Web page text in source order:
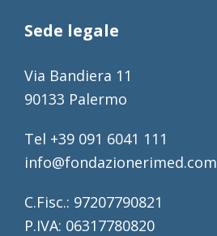
Sede legale
Via Bandiera 11
90133 Palermo
Tel +39 091 6041 111
info@fondazionerimed.com
C.Fisc.: 97207790821
P.IVA: 06317780820